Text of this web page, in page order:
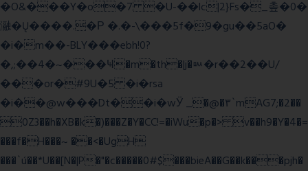
�O&���Y�o�7 �U-��lc|2}Fs�_촢�0�
瀜�Ų����.�Ρ �.�-\���5f�9�gu��5aO�
�i�m��-BLY���ebh!0?
�,;��4�~���Ҹ�m�th�|j�ᇞ�r��2��U/
���or�#9U�5 �i�rsa
�i��@w���Dt��i�wӰ _�@�٣`mAG7;�2��
0Z3��h�XB�k�)���Z�Y�CC!=�iWu�p�> v��h9�Y�4�=
���f�H���~ ��<�UgH
���`ú��*U��[N�|P�"�c�����0#$���bieA��G��k���pjh�